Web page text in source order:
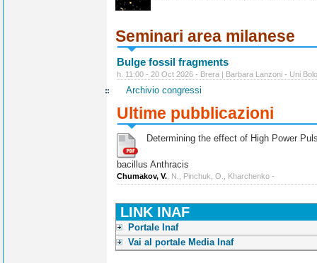
Seminari area milanese
Bulge fossil fragments
h. 11:00 - 20 Oct 2026 - Brera | Barbara Lanzoni - Uni
Archivio congressi
Ultime pubblicazioni
Determining the effect of High Power
bacillus Anthracis
Chumakov, V. , N., Pinchuk, O., Kharchenko -
LINK INAF
Portale Inaf
Vai al portale Media Inaf